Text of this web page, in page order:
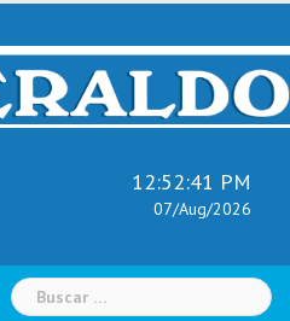
12:52:42 PM
07/Aug/2026
Buscar: